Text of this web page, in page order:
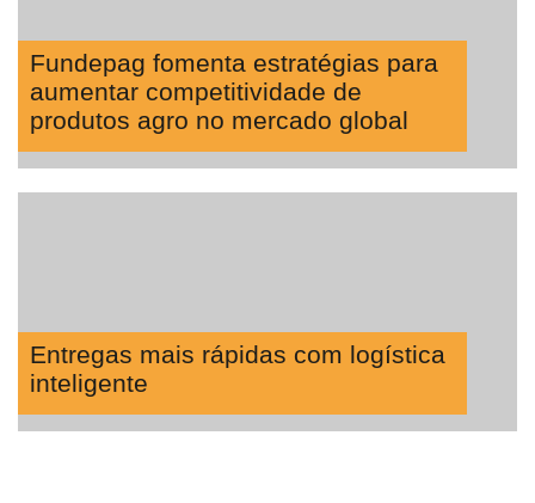
Fundepag fomenta estratégias para
aumentar competitividade de
produtos agro no mercado global
Entregas mais rápidas com logística
inteligente